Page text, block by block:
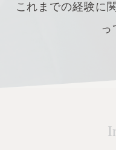
これまでの経験に
っ